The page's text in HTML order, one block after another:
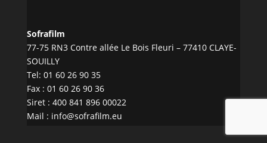
Sofrafilm
77-75 RN3 Contre allée Le Bois Fleuri – 77410 CLAYE-
SOUILLY
Tel: 01 60 26 90 35
Fax : 01 60 26 90 36
Siret : 400 841 896 00022
Mail : info@sofrafilm.eu